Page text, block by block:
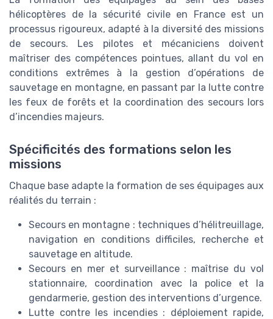
hélicoptères de la sécurité civile en France est un
processus rigoureux, adapté à la diversité des missions
de secours. Les pilotes et mécaniciens doivent
maîtriser des compétences pointues, allant du vol en
conditions extrêmes à la gestion d’opérations de
sauvetage en montagne, en passant par la lutte contre
les feux de forêts et la coordination des secours lors
d’incendies majeurs.
Spécificités des formations selon les
missions
Chaque base adapte la formation de ses équipages aux
réalités du terrain :
Secours en montagne : techniques d’hélitreuillage,
navigation en conditions difficiles, recherche et
sauvetage en altitude.
Secours en mer et surveillance : maîtrise du vol
stationnaire, coordination avec la police et la
gendarmerie, gestion des interventions d’urgence.
Lutte contre les incendies : déploiement rapide,